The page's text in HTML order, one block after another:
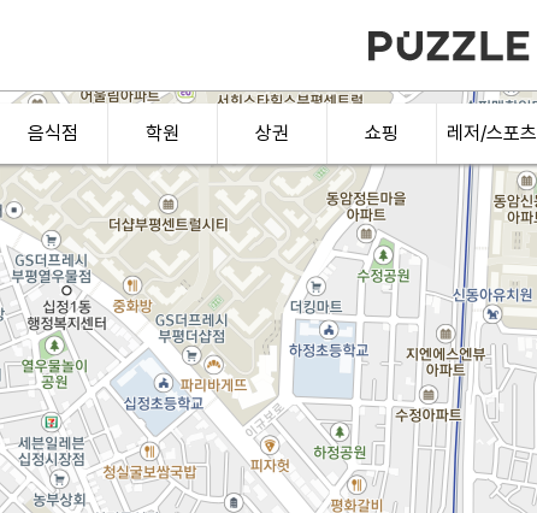
음식점 학원 상권 쇼핑 레저/스포츠